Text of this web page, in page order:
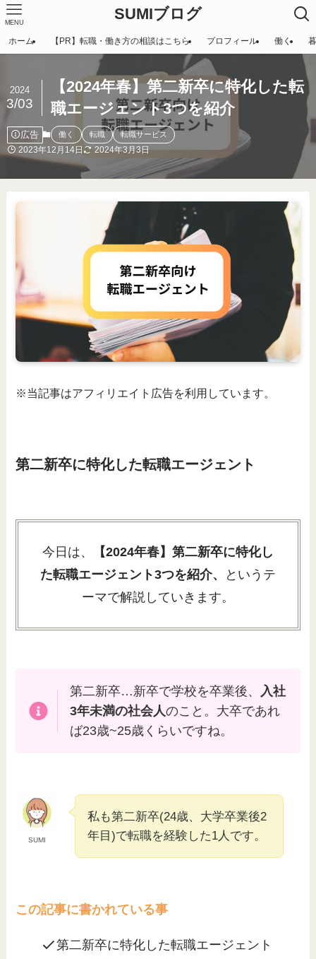
SUMIブログ
MENU
ホーム 【PR】転職・働き方の相談はこちら プロフィール 働く
【2024年春】第二新卒に特化した転
職エージェント3つを紹介
2024
3/03
広告 働く 転職 転職サービス
2023年12月14日 2024年3月3日
※当記事はアフィリエイト広告を利用しています。
第二新卒に特化した転職エージェント
今日は、
【2024年春】第二新卒に特化し
た転職エージェント3つを紹介、
というテ
ーマで解説していきます。
第二新卒…新卒で学校を卒業後、
入社
3年未満の社会人のこと。大卒であれ
ば23歳~25歳くらいですね。
SUMI
私も第二新卒(24歳、大学卒業後2
年目)で転職を経験した1人です。
この記事に書かれている事
第二新卒に特化した転職エージェント